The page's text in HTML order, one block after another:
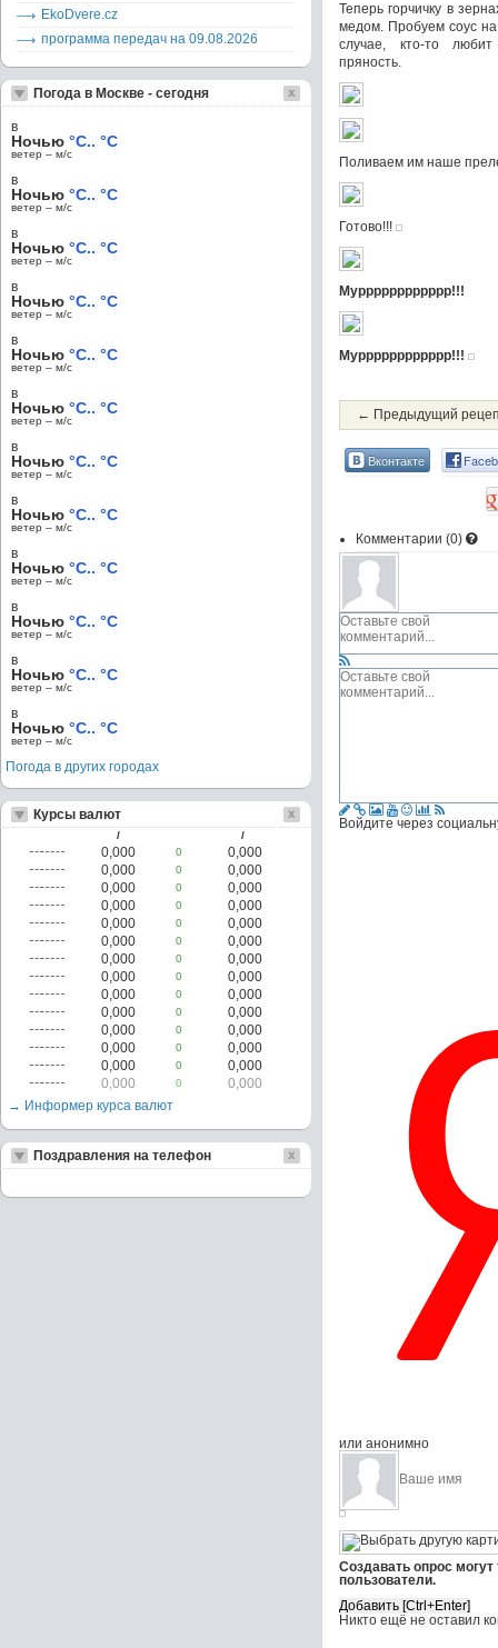
Теперь горчичку в
мeдом. Пробуем соус
случае, кто-то
пряность.
Поливаем им наше
Готово!!!
Мурррррррррррр!!!
Мурррррррррррр!!!
← Предыдущий
Вконтакте
Комментарии (0)
Войдите через
или анонимно
Создавать опрос
пользователи.
Никто ещё не оставил
EkoDvere.cz
программа передач на 09.08.2026
Погода в Москве - сегодня
в
Ночью °C.. °C
ветер – м/c
в
Ночью °C.. °C
ветер – м/c
в
Ночью °C.. °C
ветер – м/c
в
Ночью °C.. °C
ветер – м/c
в
Ночью °C.. °C
ветер – м/c
в
Ночью °C.. °C
ветер – м/c
в
Ночью °C.. °C
ветер – м/c
в
Ночью °C.. °C
ветер – м/c
в
Ночью °C.. °C
ветер – м/c
в
Ночью °C.. °C
ветер – м/c
в
Ночью °C.. °C
ветер – м/c
в
Ночью °C.. °C
ветер – м/c
Погода в других городах
Курсы валют
/ /
0,000 0
0,000
0,000
0
0,000
0,000
0
0,000
0,000
0
0,000
0,000
0
0,000
0,000
0
0,000
0,000
0
0,000
0,000
0
0,000
0,000
0
0,000
0,000
0
0,000
0,000
0
0,000
0,000
0
0,000
0,000
0
0,000
0,000
0
0,000
→ Информер курса валют
Поздравления на телефон